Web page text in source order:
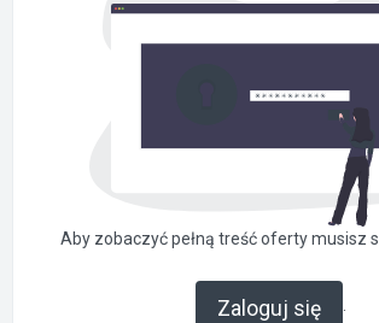
Aby zobaczyć pełną treść oferty musisz
Zaloguj się .